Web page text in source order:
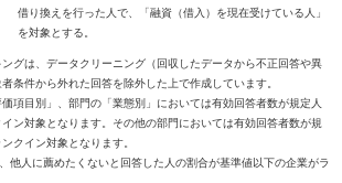
借り換えを行った人で、「融資（借入）を現在受けている人」
を対象とする。
グは、データクリーニング（回収したデータから不正回答や異
条件から外れた回答を除外した上で作成しています。
項目別」、部門の「業態別」においては有効回答者数が規定人
ン対象となります。その他の部門においては有効回答者数が規
クイン対象となります。
他人に薦めたくないと回答した人の割合が基準値以下の企業がラ